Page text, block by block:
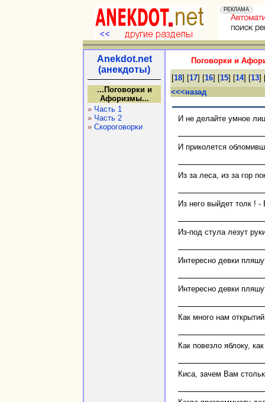
Anekdot.net
(анекдоты)
...Поговорки и
Афоризмы...
» Часть 1
» Часть 2
» Скороговорки
Поговорки и
[18] [17] [16] [15] [14] [13]
<<<назад
И не делайте умное
И приколется
Из за леса, из за гор
Из него выйдет толк !
Из-под стула лезут
Интересно девки
Интересно девки
Как много нам
Как повезло яблоку,
Киса, зачем Вам